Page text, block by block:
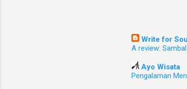
Write for
A review:
Ayo Wisata
Pengalaman